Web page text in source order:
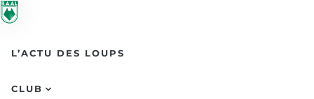
Skip to main content
L’ACTU DES LOUPS
CLUB